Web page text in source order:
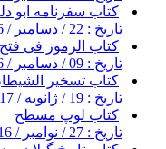
کتاب سفرنامه ابو
تاریخ : 22 / دسامبر / 2016
کتاب الرموز فى فتح
تاریخ : 09 / دسامبر / 2016
کتاب تسخیر
تاریخ : 19 / ژانویه / 2017
کتاب لوپ مسطح
تاریخ : 27 / نوامبر / 2016